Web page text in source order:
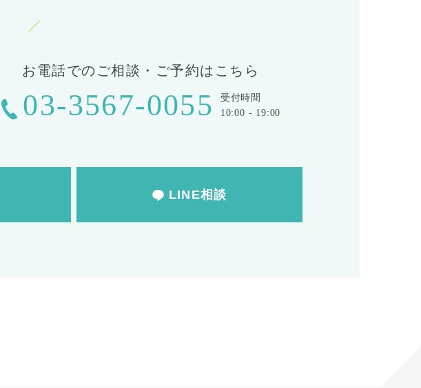
お電話でのご相談・ご予約はこちら
03-3567-0055
受付時間
10:00 - 19:00
LINE相談